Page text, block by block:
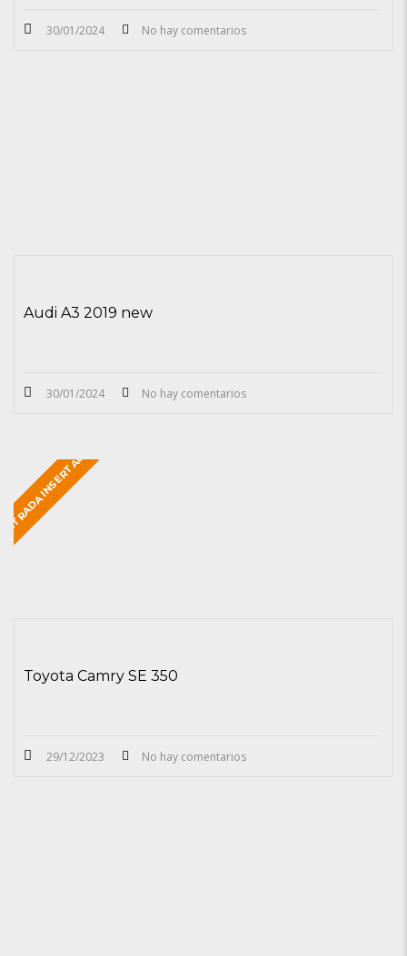
30/01/2024 No hay comentarios
Audi A3 2019 new
30/01/2024 No hay comentarios
INSERTADA
Toyota Camry SE 350
29/12/2023 No hay comentarios